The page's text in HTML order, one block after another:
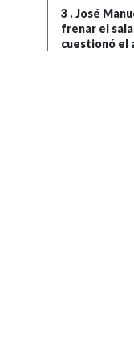
3 .José
frenar el
cuestionó el